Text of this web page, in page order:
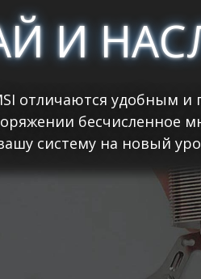
И
отличаются удобным
бесчисленное
систему на новый